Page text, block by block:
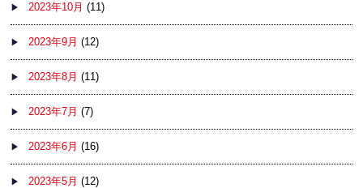
2023年10月 (11)
2023年9月 (12)
2023年8月 (11)
2023年7月 (7)
2023年6月 (16)
2023年5月 (12)